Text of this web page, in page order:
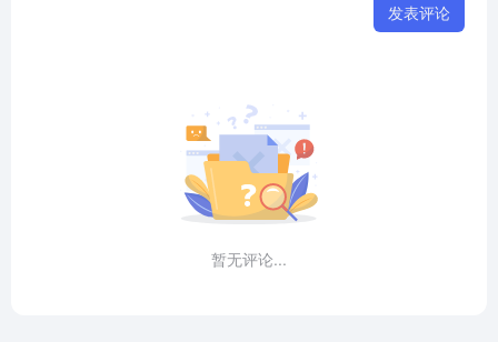
发表评论
暂无评论...